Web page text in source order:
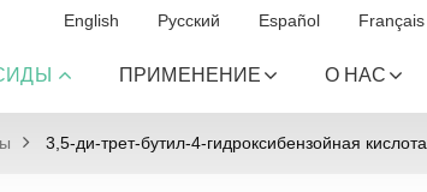
English Русский Español Français
ПРИМЕНЕНИЕ О НАС
3,5-ди-трет-бутил-4-гидроксибензойная кислота